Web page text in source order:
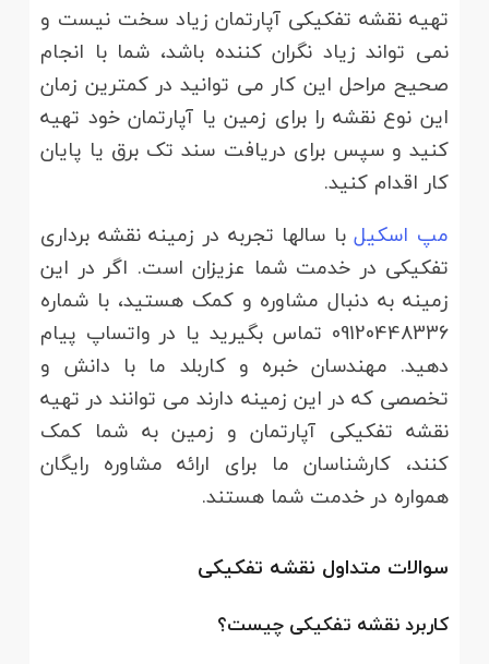
تهیه نقشه تفکیکی آپارتمان زیاد سخت نیست و
نمی تواند زیاد نگران کننده باشد، شما با انجام
صحیح مراحل این کار می توانید در کمترین زمان
این نوع نقشه را برای زمین یا آپارتمان خود تهیه
کنید و سپس برای دریافت سند تک برق یا پایان
کار اقدام کنید.
مپ اسکیلبا سالها تجربه در زمینه نقشه برداری
تفکیکی در خدمت شما عزیزان است. اگر در این
زمینه به دنبال مشاوره و کمک هستید، با شماره
09120448336 تماس بگیرید یا در واتساپ پیام
دهید. مهندسان خبره و کاربلد ما با دانش و
تخصصی که در این زمینه دارند می توانند در تهیه
نقشه تفکیکی آپارتمان و زمین به شما کمک
کنند، کارشناسان ما برای ارائه مشاوره رایگان
همواره در خدمت شما هستند.
سوالات متداول نقشه تفکیکی
کاربرد نقشه تفکیکی چیست؟